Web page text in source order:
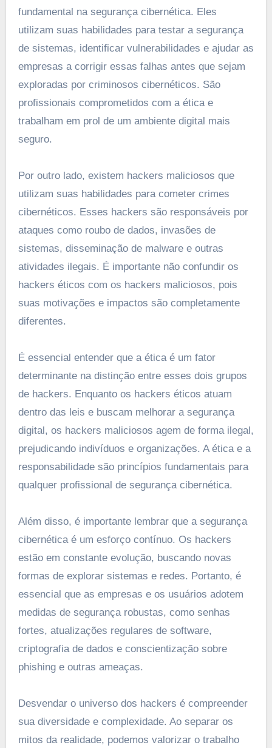
fundamental na segurança cibernética. Eles
utilizam suas habilidades para testar a segurança
de sistemas, identificar vulnerabilidades e ajudar as
empresas a corrigir essas falhas antes que sejam
exploradas por criminosos cibernéticos. São
profissionais comprometidos com a ética e
trabalham em prol de um ambiente digital mais
seguro.
Por outro lado, existem hackers maliciosos que
utilizam suas habilidades para cometer crimes
cibernéticos. Esses hackers são responsáveis por
ataques como roubo de dados, invasões de
sistemas, disseminação de malware e outras
atividades ilegais. É importante não confundir os
hackers éticos com os hackers maliciosos, pois
suas motivações e impactos são completamente
diferentes.
É essencial entender que a ética é um fator
determinante na distinção entre esses dois grupos
de hackers. Enquanto os hackers éticos atuam
dentro das leis e buscam melhorar a segurança
digital, os hackers maliciosos agem de forma ilegal,
prejudicando indivíduos e organizações. A ética e a
responsabilidade são princípios fundamentais para
qualquer profissional de segurança cibernética.
Além disso, é importante lembrar que a segurança
cibernética é um esforço contínuo. Os hackers
estão em constante evolução, buscando novas
formas de explorar sistemas e redes. Portanto, é
essencial que as empresas e os usuários adotem
medidas de segurança robustas, como senhas
fortes, atualizações regulares de software,
criptografia de dados e conscientização sobre
phishing e outras ameaças.
Desvendar o universo dos hackers é compreender
sua diversidade e complexidade. Ao separar os
mitos da realidade, podemos valorizar o trabalho